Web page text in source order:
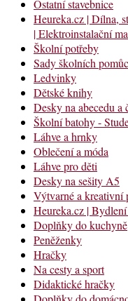
Ostatní stavebnice
Heureka.cz | Dílna,
| Elektroinstalační
Školní potřeby
Sady školních
Ledvinky
Dětské knihy
Desky na abecedu a
Školní batohy -
Láhve a hrnky
Oblečení a móda
Láhve pro děti
Desky na sešity A5
Výtvarné a kreativní
Heureka.cz |
Doplňky do kuchyně
Peněženky
Hračky
Na cesty a sport
Didaktické hračky